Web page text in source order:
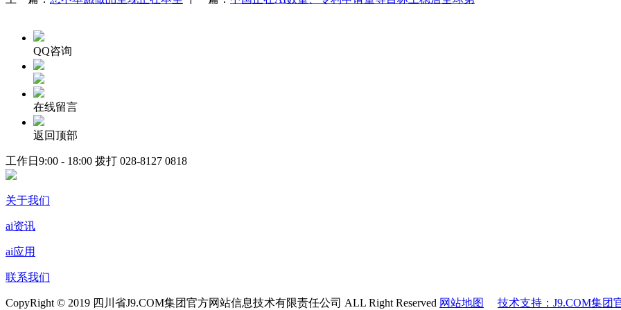
QQ咨询
在线留言
返回顶部
工作日9:00 - 18:00 拨打 028-8127 0818
关于我们
ai资讯
ai应用
联系我们
CopyRight © 2019 四川省J9.COM集团官方网站信息技术有限责任公司 ALL Right Reserved 网站地图 技术支持：J9.COM集团